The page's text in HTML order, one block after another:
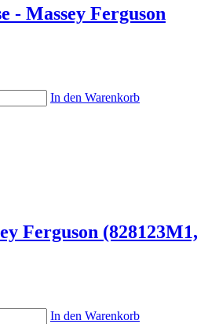
- Massey Ferguson
In den Warenkorb
Ferguson (828123M1,
In den Warenkorb